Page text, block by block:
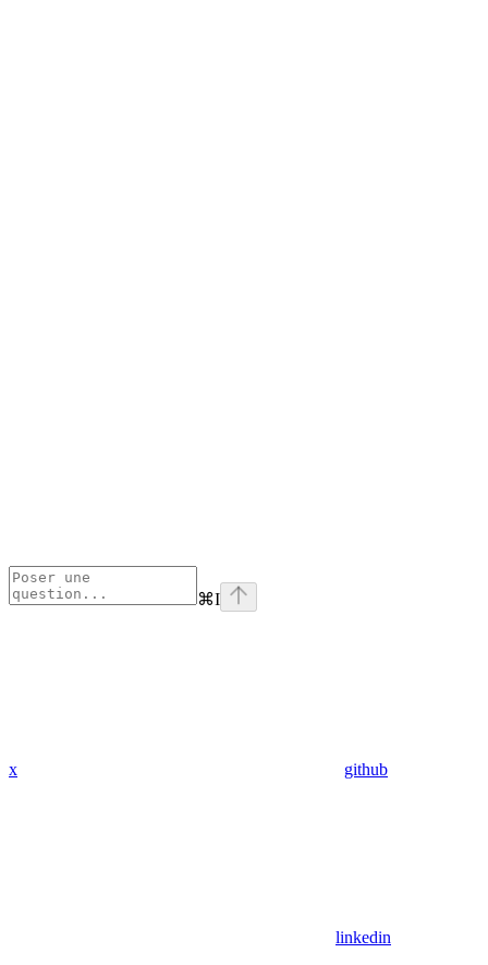
⌘I
x github
linkedin